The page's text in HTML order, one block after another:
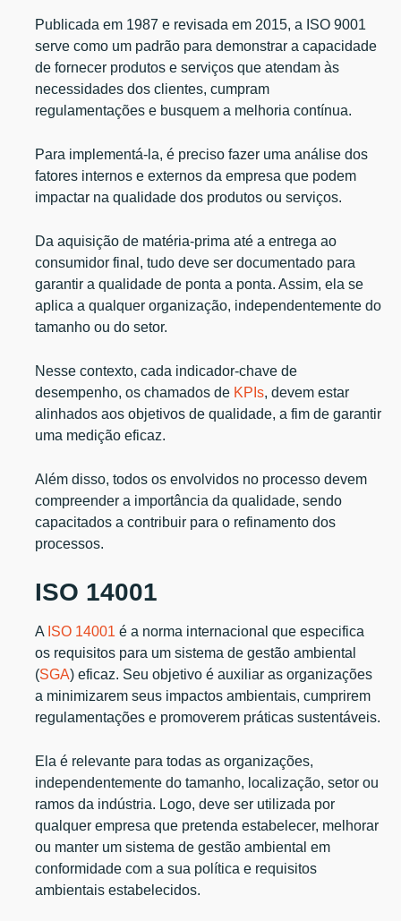
Publicada em 1987 e revisada em 2015, a ISO 9001
serve como um padrão para demonstrar a capacidade
de fornecer produtos e serviços que atendam às
necessidades dos clientes, cumpram
regulamentações e busquem a melhoria contínua.
Para implementá-la, é preciso fazer uma análise dos
fatores internos e externos da empresa que podem
impactar na qualidade dos produtos ou serviços.
Da aquisição de matéria-prima até a entrega ao
consumidor final, tudo deve ser documentado para
garantir a qualidade de ponta a ponta. Assim, ela se
aplica a qualquer organização, independentemente do
tamanho ou do setor.
Nesse contexto, cada indicador-chave de
desempenho, os chamados de KPIs, devem estar
alinhados aos objetivos de qualidade, a fim de garantir
uma medição eficaz.
Além disso, todos os envolvidos no processo devem
compreender a importância da qualidade, sendo
capacitados a contribuir para o refinamento dos
processos.
ISO 14001
A ISO 14001 é a norma internacional que especifica
os requisitos para um sistema de gestão ambiental
(SGA) eficaz. Seu objetivo é auxiliar as organizações
a minimizarem seus impactos ambientais, cumprirem
regulamentações e promoverem práticas sustentáveis.
Ela é relevante para todas as organizações,
independentemente do tamanho, localização, setor ou
ramos da indústria. Logo, deve ser utilizada por
qualquer empresa que pretenda estabelecer, melhorar
ou manter um sistema de gestão ambiental em
conformidade com a sua política e requisitos
ambientais estabelecidos.